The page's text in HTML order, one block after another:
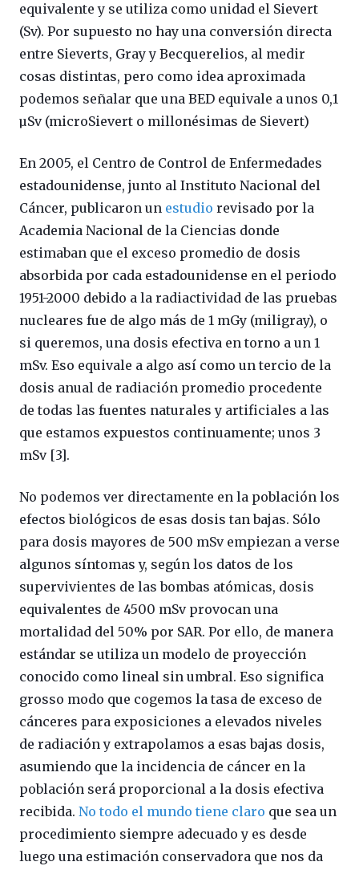
equivalente y se utiliza como unidad el Sievert
(Sv). Por supuesto no hay una conversión directa
entre Sieverts, Gray y Becquerelios, al medir
cosas distintas, pero como idea aproximada
podemos señalar que una BED equivale a unos 0,1
µSv (microSievert o millonésimas de Sievert)
En 2005, el Centro de Control de Enfermedades
estadounidense, junto al Instituto Nacional del
Cáncer, publicaron un estudio revisado por la
Academia Nacional de la Ciencias donde
estimaban que el exceso promedio de dosis
absorbida por cada estadounidense en el periodo
1951-2000 debido a la radiactividad de las pruebas
nucleares fue de algo más de 1 mGy (miligray), o
si queremos, una dosis efectiva en torno a un 1
mSv. Eso equivale a algo así como un tercio de la
dosis anual de radiación promedio procedente
de todas las fuentes naturales y artificiales a las
que estamos expuestos continuamente; unos 3
mSv [3].
No podemos ver directamente en la población los
efectos biológicos de esas dosis tan bajas. Sólo
para dosis mayores de 500 mSv empiezan a verse
algunos síntomas y, según los datos de los
supervivientes de las bombas atómicas, dosis
equivalentes de 4500 mSv provocan una
mortalidad del 50% por SAR. Por ello, de manera
estándar se utiliza un modelo de proyección
conocido como lineal sin umbral. Eso significa
grosso modo que cogemos la tasa de exceso de
cánceres para exposiciones a elevados niveles
de radiación y extrapolamos a esas bajas dosis,
asumiendo que la incidencia de cáncer en la
población será proporcional a la dosis efectiva
recibida. No todo el mundo tiene claro que sea un
procedimiento siempre adecuado y es desde
luego una estimación conservadora que nos da